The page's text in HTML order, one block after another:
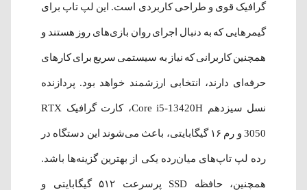
گرافیک قوی و طراحی کاربردی است. این لپ تاپ برای
گیمرهایی که به دنبال اجرای روان بازی‌های روز هستند و
همچنین کاربرانی که نیاز به سیستمی سریع برای کارهای
حرفه‌ای دارند، انتخابی ارزشمند خواهد بود. پردازنده
نسل سیزدهم Core i5-13420H، کارت گرافیک RTX
3050 و رم ۱۶ گیگابایتی، باعث می‌شوند این دستگاه در
رده لپ تاپ‌های میان‌رده یکی از بهترین گزینه‌ها باشد.
همچنین، حافظه SSD پرسرعت ۵۱۲ گیگابایتی و